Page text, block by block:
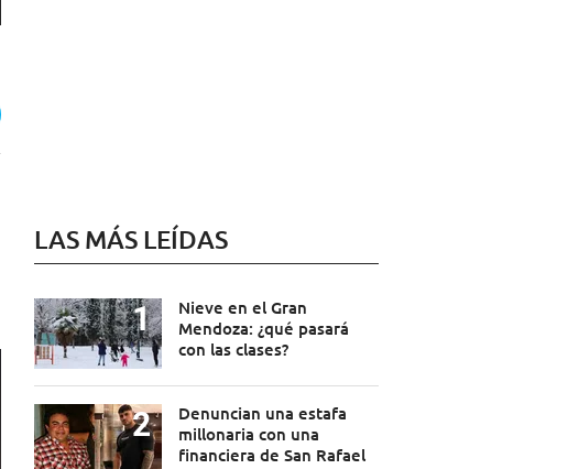
LAS MÁS LEÍDAS
Nieve en el Gran
Mendoza: ¿qué pasará
con las clases?
Denuncian una estafa
millonaria con una
financiera de San Rafael